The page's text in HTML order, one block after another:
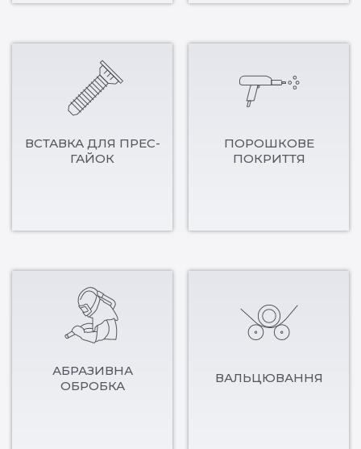
ВСТАВКА ДЛЯ ПРЕС-
ГАЙОК
ПОРОШКОВЕ
ПОКРИТТЯ
АБРАЗИВНА
ОБРОБКА
ВАЛЬЦЮВАННЯ